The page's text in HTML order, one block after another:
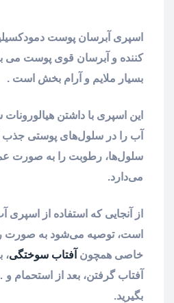
کننده و آبرسان قوی پوست می
بسیار ملایم و آرام بخش است .
این اسپری با داشتن
آب را در سلول‌های پوستی جذب
سلول‌ها، رطوبت را به صورت
می‌دارد.
از آنجایی که استفاده از
است، توصیه می‌شود به صورت
خاصی همچون آفتاب سوختگی،
آفتاب گرفتن، بعد از استحمام
بگیرید.